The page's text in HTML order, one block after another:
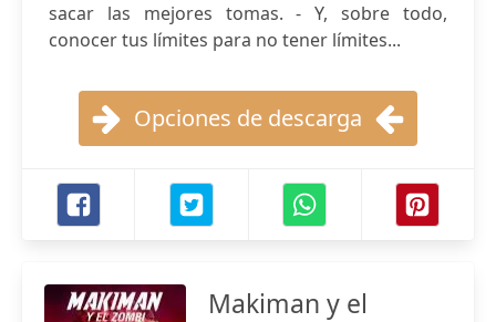
sacar las mejores tomas. - Y, sobre todo,
conocer tus límites para no tener límites...
Opciones de descarga
Makiman y el